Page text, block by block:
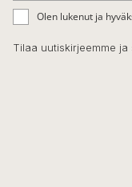
ä
h
k
Olen lukenut ja
Tilaa uutiskirjeemme